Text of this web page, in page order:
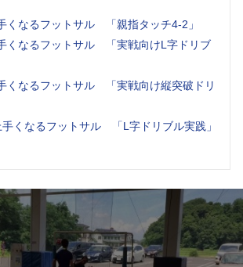
へ、アウトサイドの押し出しで逃げる最低
。また相手がついてきたときに、ボール
止まる駆け引きを知れば選択肢も増える。
けた2つの逃げ方を使い、DFのプレッシャ
くし、最終的には、わざとプレッシャーを
まで駆け引きを楽しめるとよいのではない
えたらと思います。
くなるフットサル 「親指タッチ4-2」
くなるフットサル 「実戦向けL字ドリブ
くなるフットサル 「実戦向け縦突破ドリ
くなるフットサル 「L字ドリブル実践」